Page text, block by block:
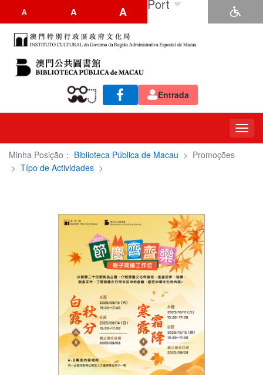
A A A Port
Entrada
Minha Posição： Biblioteca Pública de Macau > Promoções
> Típo de Actividades >